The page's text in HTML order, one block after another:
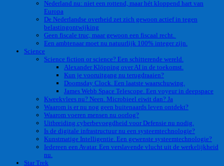
Nederland nu: niet een rottend, maar hét kloppend hart van
Europa
De Nederlandse overheid zet zich gewoon actief in tegen
belastingontwijking
Geen fiscale truc, maar gewoon een fiscaal recht.
Een ambtenaar moet nu natuurlijk 100% integer zijn.
Science
Science fiction or science? Een schitterende wereld.
Alexander Klöpping over AI in de toekomst.
Kun je vooruitgang nu terugdraaien?
Doomsday Clock. Een laatste waarschuwing.
James Webb Space Telescope. Een voyeur in deepspace
Kweekvlees nu? Neen. Microbieel eiwit dan? Ja
Waarom is er nu nog geen buitenaards leven ontdekt?
Waarom voeren mensen nu oorlog?
Uitbreiding cyberbevoegdheid voor Defensie nu nodig.
Is de digitale infrastructuur nu een systeemtechnologie?
Kunstmatige Intelligentie. Een gewenste systeemtechnologie?
Iedereen een Avatar. Een verslavende vlucht uit de werkelijkheid
nu.
Star Trek